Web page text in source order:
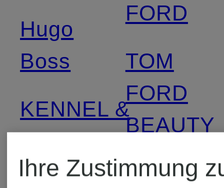
Hugo
Boss
KENNEL &
SCHMENGER
FORD
TOM
FORD
BEAUTY
TOMMY
Ihre Zustimmung